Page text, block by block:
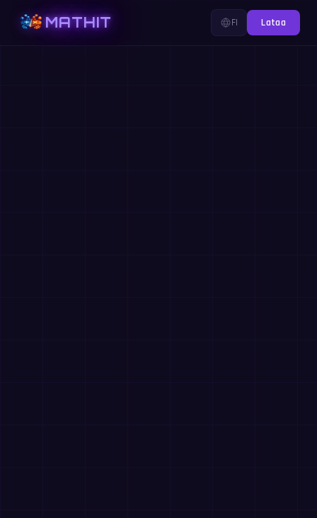
MATHIT FI Lataa